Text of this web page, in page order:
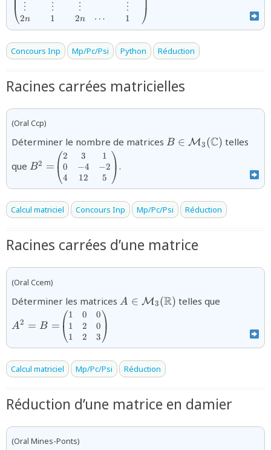
\vdots & \vdots
\vdots & &
\cdots &
1\end{pmatrix}}
⋮
2n
⋮
1
⋮
2n ⋯
⋮
1
Concours Inp Mp/Pc/Psi Python Réduction
Racines carrées matricielles
(Oral Ccp)
Déterminer le nombre de matrices B\in{\mathcal
M}_3(\mathbb{C})
B ∈ M3 (C) telles
que
{B^2=}
B2 =
{\begin{pmatrix}2&3&1\\0&-4&-2\\4&12&5
\end{pmatrix}}
2
0
4
3
−4
12
1
−2
5
.
Calcul matriciel Concours Inp Mp/Pc/Psi Réduction
Racines carrées d’une matrice
(Oral Ccem)
Déterminer les matrices {A\in{\mathcal
M}_{3}
A ∈ M3 (R) telles que
A2 = B =
1
1
1
0
2
2
0
0
3
Calcul matriciel Mp/Pc/Psi Réduction
Réduction d’une matrice en damier
(Oral Mines-Ponts)